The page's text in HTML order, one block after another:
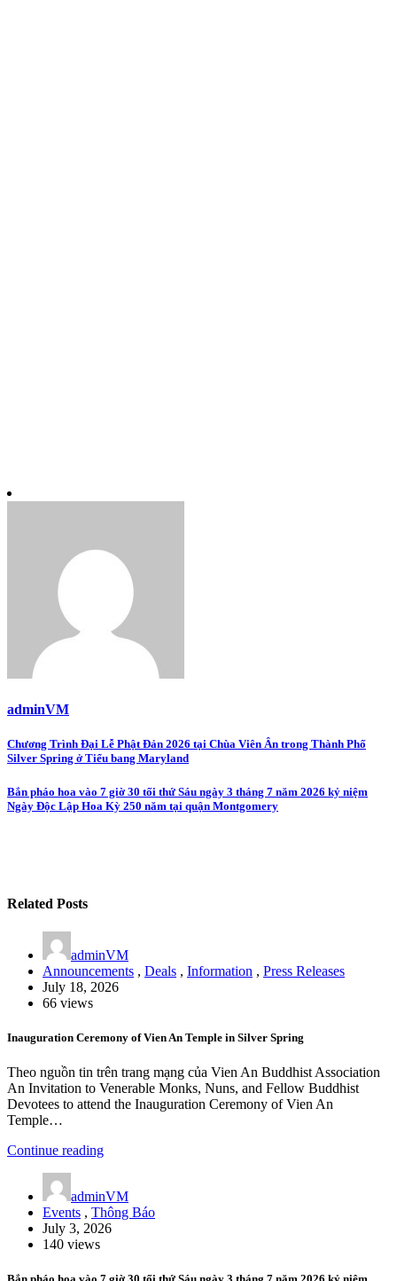
adminVM
Post
navigation
Chương Trình Đại Lễ Phật Đản 2026 tại Chùa Viên Ân trong Thành Phố
Silver Spring ở Tiểu bang Maryland
Bắn pháo hoa vào 7 giờ 30 tối thứ Sáu ngày 3 tháng 7 năm 2026 kỷ niệm
Ngày Độc Lập Hoa Kỳ 250 năm tại quận Montgomery
Related Posts
adminVM
Announcements , Deals , Information , Press Releases
July 18, 2026
66 views
Inauguration Ceremony of Vien An Temple in Silver Spring
Theo nguồn tin trên trang mạng của Vien An Buddhist Association
An Invitation to Venerable Monks, Nuns, and Fellow Buddhist
Devotees to attend the Inauguration Ceremony of Vien An
Temple…
Continue reading
adminVM
Events , Thông Báo
July 3, 2026
140 views